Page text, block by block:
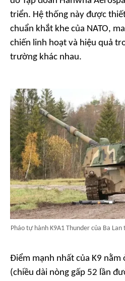
triển. Hệ thống này được
chuẩn khắt khe của NATO,
chiến linh hoạt và hiệu quả
trường khác nhau.
Pháo tự hành K9A1 Thunder của Ba
Điểm mạnh nhất của K9 nằm
(chiều dài nòng gấp 52 lần